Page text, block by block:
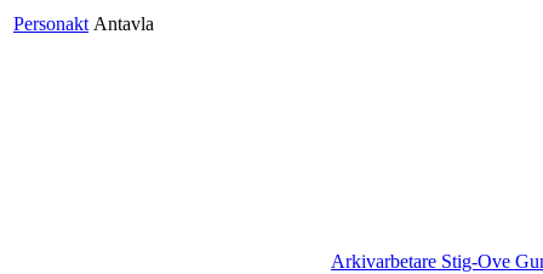
Personakt Antavla
Arkivarbetare Stig-Ove